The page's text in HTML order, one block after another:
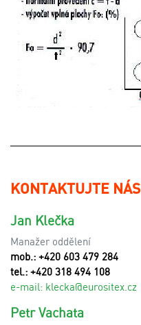
KONTAKTUJTE NÁS
Jan Klečka
Manažer oddělení
mob.: +420 603 479 284
tel.: +420 318 494 108
e-mail: klecka@eurositex.cz
Petr Vachata